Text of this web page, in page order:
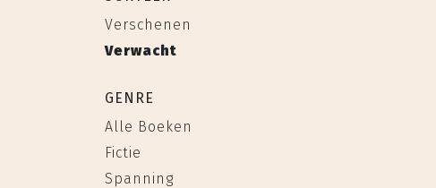
Verschenen
Verwacht
GENRE
Alle Boeken
Fictie
Spanning